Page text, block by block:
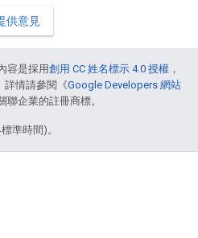
供意見
容是採用創用 CC 姓名標示 4.0 授權 ，
詳情請參閱《Google Developers 網站
聯企業的註冊商標。
準時間)。